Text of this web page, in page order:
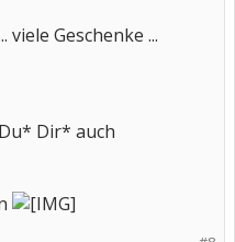
Geschenke ...
Dir* auch